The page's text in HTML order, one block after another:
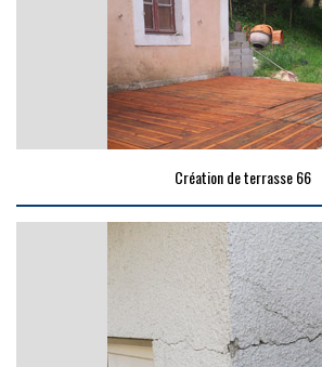
Création de terrasse 66